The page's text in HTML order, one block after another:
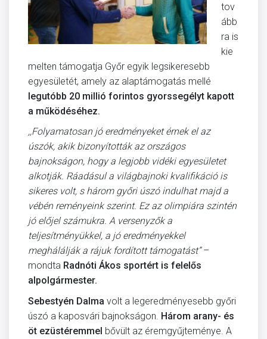
tov
ább
ra is
kie
melten támogatja Győr egyik legsikeresebb
egyesületét, amely az alaptámogatás mellé
legutóbb 20 millió forintos gyorssegélyt kapott
a működéséhez.
,,Folyamatosan jó eredményeket érnek el az
úszók, akik bizonyították az országos
bajnokságon, hogy a legjobb vidéki egyesületet
alkotják. Ráadásul a világbajnoki kvalifikáció is
sikeres volt, s három győri úszó indulhat majd a
vébén reményeink szerint. Ez az olimpiára szintén
jó előjel számukra. A versenyzők a
teljesítményükkel, a jó eredményekkel
meghálálják a rájuk fordított támogatást”–
mondta Radnóti Ákos sportért is felelős
alpolgármester.
Sebestyén Dalma volt a legeredményesebb győri
úszó a kaposvári bajnokságon. Három arany- és
öt ezüstéremmel bővült az éremgyűjteménye. A